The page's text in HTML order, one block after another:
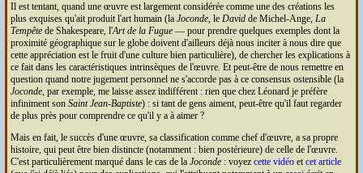
Il est tentant, quand une œuvre est largement considérée comme une des créations les
plus exquises qu'ait produit l'art humain (la Joconde, le Davidde Michel-Ange, La
Tempêtede Shakespeare, l'Art de la Fugue— pour prendre quelques exemples dont la
proximité géographique sur le globe doivent d'ailleurs déjà nous inciter à nous dire que
cette appréciation est le fruit d'une culture bien particulière), de chercher les explications à
ce fait dans les caractéristiques intrinsèques de l'œuvre. Et peut-être de nous remettre en
question quand notre jugement personnel ne s'accorde pas à ce consensus ostensible (la
Joconde, par exemple, me laisse assez indifférent : rien que chez Léonard je préfère
infiniment son Saint Jean-Baptiste) : si tant de gens aiment, peut-être qu'il faut regarder
de plus près pour comprendre ce qu'il y a à aimer ?
Mais en fait, le succès d'une œuvre, sa classification comme chef d'œuvre, a sa propre
histoire, qui peut être bien distincte (notamment : bien postérieure) de celle de l'œuvre.
C'est particulièrement marqué dans le cas de la Joconde: voyez cette vidéoetcet article